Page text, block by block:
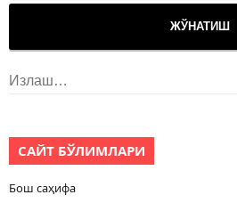
Излаш:
САЙТ БЎЛИМЛАРИ
Бош саҳифа